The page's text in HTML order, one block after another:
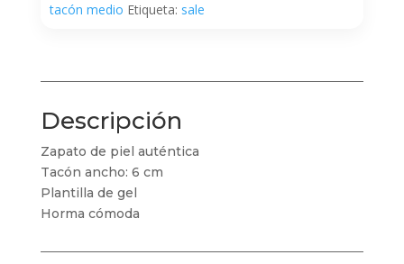
tacón medio Etiqueta: sale
Descripción
Zapato de piel auténtica
Tacón ancho: 6 cm
Plantilla de gel
Horma cómoda